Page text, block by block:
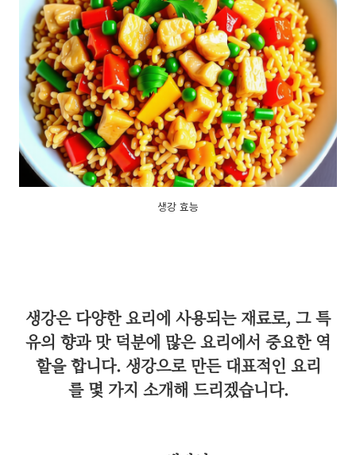
생강 효능
생강은 다양한 요리에 사용되는 재료로, 그 특
유의 향과 맛 덕분에 많은 요리에서 중요한 역
할을 합니다. 생강으로 만든 대표적인 요리
를 몇 가지 소개해 드리겠습니다.